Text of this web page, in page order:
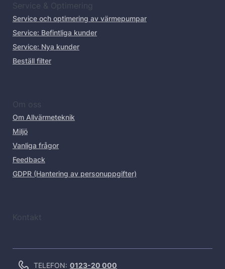
Service & Optimering
Service och optimering av värmepumpar
Service: Befintliga kunder
Service: Nya kunder
Beställ filter
Om oss
Om Allvärmeteknik
Miljö
Vanliga frågor
Feedback
GDPR (Hantering av personuppgifter)
Kontakt
TELEFON: 0123-20 000